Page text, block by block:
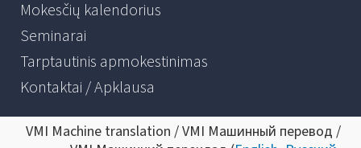
Mokesčių kalendorius
Seminarai
Tarptautinis apmokestinimas
Kontaktai / Apklausa
VMI Machine translation / VMI Машинный перевод /